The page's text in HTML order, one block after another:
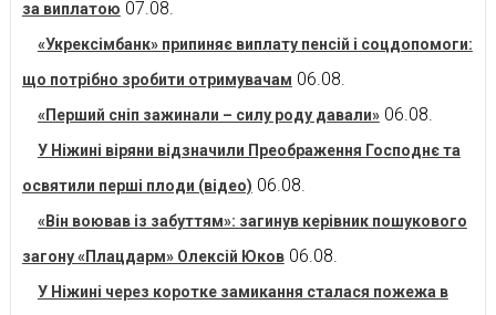
за виплатою 07.08.
«Укрексімбанк» припиняє виплату пенсій і соцдопомоги:
що потрібно зробити отримувачам 06.08.
«Перший сніп зажинали – силу роду давали» 06.08.
У Ніжині віряни відзначили Преображення Господнє та
освятили перші плоди (відео) 06.08.
«Він воював із забуттям»: загинув керівник пошукового
загону «Плацдарм» Олексій Юков 06.08.
У Ніжині через коротке замикання сталася пожежа в